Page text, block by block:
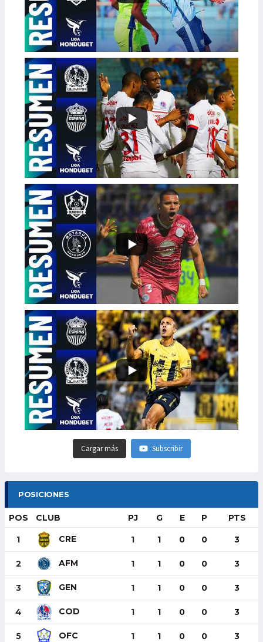
Cargar más Subscribir
POSICIONES
POS CLUB PJ G E P PTS
1 CRE 1 1 0 0 3
2 AFM 1 1 0 0 3
3 GEN 1 1 0 0 3
4 COD 1 1 0 0 3
5 OFC 1 1 0 0 3